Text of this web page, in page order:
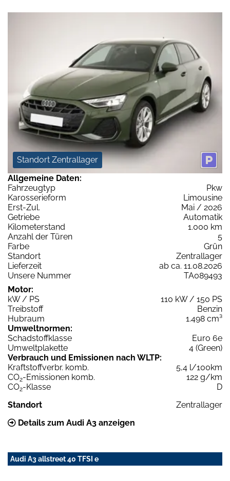
Standort Zentrallager
Allgemeine Daten:
Fahrzeugtyp
Pkw
Karosserieform
Limousine
Erst-Zul.
Mai / 2026
Getriebe
Automatik
Kilometerstand
1.000 km
Anzahl der Türen
5
Farbe
Grün
Standort
Zentrallager
Lieferzeit
ab ca. 11.08.2026
Unsere Nummer
TA089493
Motor:
kW / PS
110 kW / 150 PS
Treibstoff
Benzin
Hubraum
1.498 cm³
Umweltnormen:
Schadstoffklasse
Euro 6e
Umweltplakette
4 (Green)
Verbrauch und Emissionen nach WLTP:
Kraftstoffverbr. komb.
5,4 l/100km
CO2-Emissionen komb.
122 g/km
CO2-Klasse
D
Standort
Zentrallager
Details zum Audi A3 anzeigen
Audi A3 allstreet 40 TFSI e